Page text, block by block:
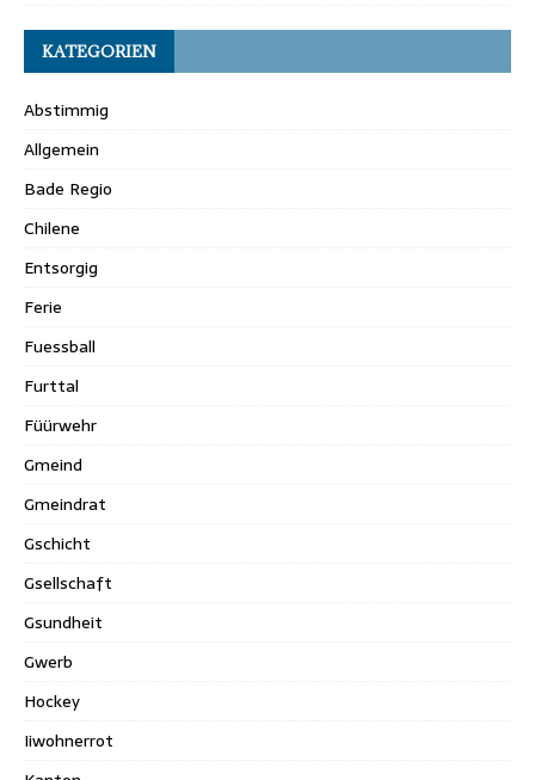
KATEGORIEN
Abstimmig
Allgemein
Bade Regio
Chilene
Entsorgig
Ferie
Fuessball
Furttal
Füürwehr
Gmeind
Gmeindrat
Gschicht
Gsellschaft
Gsundheit
Gwerb
Hockey
Iiwohnerrot